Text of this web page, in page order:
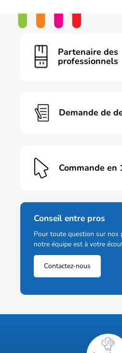
Partenaire des
professionnels
Demande de
Commande en
Conseil entre pros
Pour toute question sur nos
notre équipe est à votre
Contactez-nous